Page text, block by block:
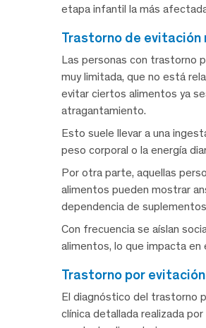
etapa infantil la más
trastorno de
Las personas con trastorno
muy limitada, que no está
evitar ciertos alimentos ya
atragantamiento.
Esto suele llevar a una
peso corporal o la energía
Por otra parte, aquellas
alimentos pueden mostrar
dependencia de
Con frecuencia se aíslan
alimentos, lo que impacta en
trastorno por
El diagnóstico del trastorno
clínica detallada realizada